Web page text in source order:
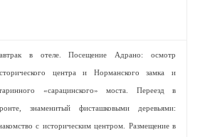
в отеле. Посещение Адрано: осмотр
центра и Норманского замка и
«сарацинского» моста. Переезд в
знаменитый фисташковыми деревьями:
с историческим центром. Размещение в